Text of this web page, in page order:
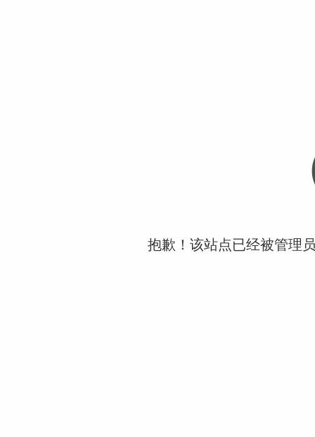
抱歉！该站点已经被管理